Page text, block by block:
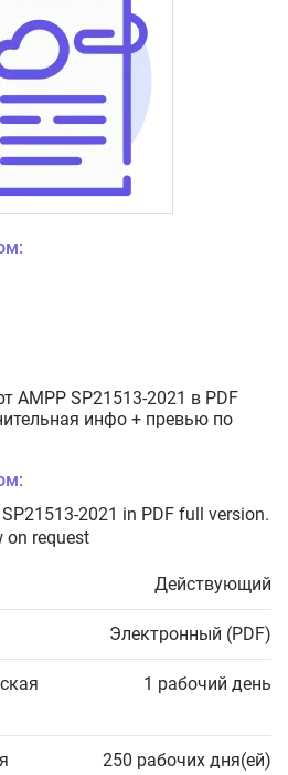
AMPP SP21513-2021 в PDF
инфо + превью по
2021 in PDF full version.
on request
Действующий
Электронный (PDF)
1 рабочий день
250 рабочих дня(ей)